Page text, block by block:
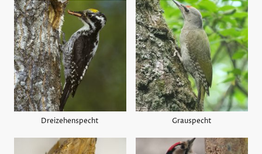
Dreizehenspecht Grauspecht